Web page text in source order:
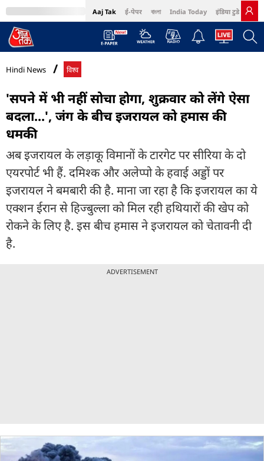
Aaj Tak ई-पेपर বাংলা India Today इंडिया टुडे हिंदी
MumbaiTak Cosmopolitan Harper's Bazaar Northeast
Hindi News विश्व
'सपने में भी नहीं सोचा होगा, शुक्रवार को लेंगे ऐसा
बदला...', जंग के बीच इजरायल को हमास की
धमकी
अब इजरायल के लड़ाकू विमानों के टारगेट पर सीरिया के दो
एयरपोर्ट भी हैं. दमिश्क और अलेप्पो के हवाई अड्डों पर
इजरायल ने बमबारी की है. माना जा रहा है कि इजरायल का ये
एक्शन ईरान से हिज्बुल्ला को मिल रही हथियारों की खेप को
रोकने के लिए है. इस बीच हमास ने इजरायल को चेतावनी दी
है.
ADVERTISEMENT